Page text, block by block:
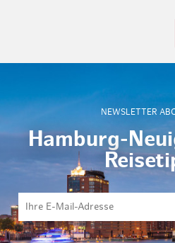
NEWSLETTER
Hamburg-